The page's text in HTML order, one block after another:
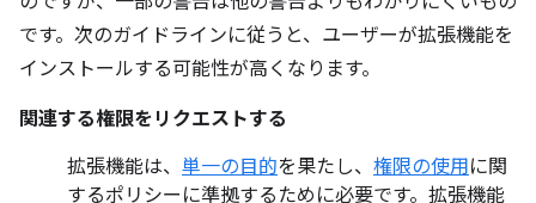
です。次のガイドラインに従うと、ユーザーが拡張機能を
インストールする可能性が高くなります。
関連する権限をリクエストする
拡張機能は、 単一の目的を果たし、 権限の使用に関
するポリシーに準拠するために必要です。拡張機能